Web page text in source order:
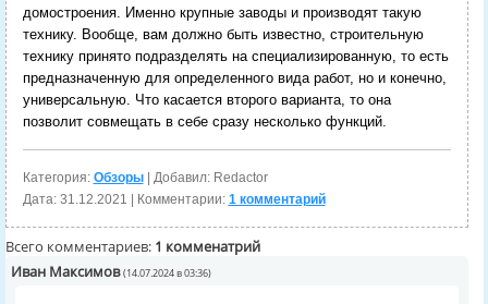
домостроения. Именно крупные заводы и производят такую
технику. Вообще, вам должно быть известно, строительную
технику принято подразделять на специализированную, то есть
предназначенную для определенного вида работ, но и конечно,
универсальную. Что касается второго варианта, то она
позволит совмещать в себе сразу несколько функций.
Категория: Обзоры| Добавил: Redactor
Дата: 31.12.2021 | Комментарии: 1 комментарий
Всего комментариев: 1 комменатрий
Иван Максимов (14.07.2024 в 03:36)